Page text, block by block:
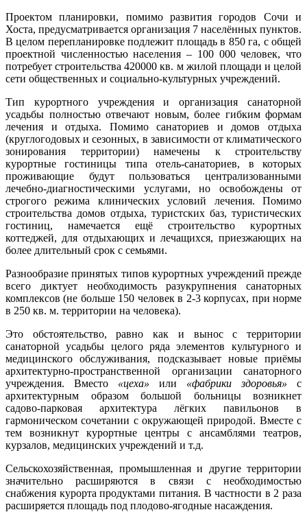
Проектом планировки, помимо развития городов Сочи и
Хоста, предусматривается организация 7 населённых пунктов.
В целом перепланировке подлежит площадь в 850 га, с общей
проектной численностью населения – 100 000 человек, что
потребует строительства 420000 кв. м жилой площади и целой
сети общественных и социально-культурных учреждений.
Тип курортного учреждения и организация санаторной
усадьбы полностью отвечают новым, более гибким формам
лечения и отдыха. Помимо санаториев и домов отдыха
(круглогодовых и сезонных, в зависимости от климатического
зонирования территории) намечены к строительству
курортные гостиницы типа отель-санаториев, в которых
проживающие будут пользоваться централизованными
лечебно-диагностическими услугами, но освобождены от
строгого режима клинических условий лечения. Помимо
строительства домов отдыха, туристских баз, туристических
гостиниц, намечается ещё строительство курортных
коттеджей, для отдыхающих и лечащихся, приезжающих на
более длительный срок с семьями.
Разнообразие принятых типов курортных учреждений прежде
всего диктует необходимость разукрупнения санаторных
комплексов (не больше 150 человек в 2-3 корпусах, при норме
в 250 кв. м. территории на человека).
Это обстоятельство, равно как и вынос с территории
санаторной усадьбы целого ряда элементов культурного и
медицинского обслуживания, подсказывает новые приёмы
архитектурно-пространственной организации санаторного
учреждения. Вместо «цеха» или «фабрики здоровья» с
архитектурным образом большой больницы возникнет
садово-парковая архитектура лёгких павильонов в
гармоническом сочетании с окружающей природой. Вместе с
тем возникнут курортные центры с ансамблями театров,
курзалов, медицинских учреждений и т.д.
Сельскохозяйственная, промышленная и другие территории
значительно расширяются в связи с необходимостью
снабжения курорта продуктами питания. В частности в 2 раза
расширяется площадь под плодово-ягодные насаждения.